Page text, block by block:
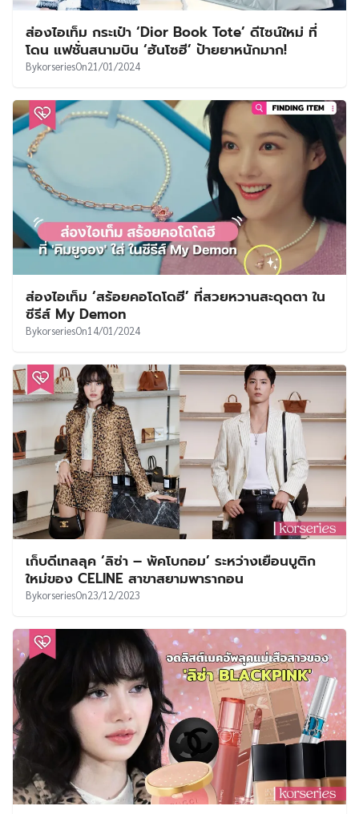
ส่องไอเท็ม กระเป๋า ‘Dior Book Tote’ ดีไซน์ใหม่ ที่
โดน แฟชั่นสนามบิน ‘ฮันโซฮี’ ป้ายยาหนักมาก!
BykorseriesOn21/01/2024
ส่องไอเท็ม ‘สร้อยคอโดโดฮี’ ที่สวยหวานสะดุดตา ใน
ซีรีส์ My Demon
BykorseriesOn14/01/2024
เก็บดีเทลลุค ‘ลิซ่า – พัคโบกอม’ ระหว่างเยือนบูติก
ใหม่ของ CELINE สาขาสยามพารากอน
BykorseriesOn23/12/2023